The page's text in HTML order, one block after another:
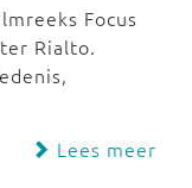
Focus
Rialto.
Lees meer